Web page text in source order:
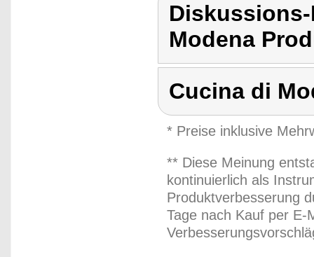
Modena
Cucina di
* Preise inklusive
** Diese Meinung
kontinuierlich als
Produktverbesserung
Tage nach Kauf per E-